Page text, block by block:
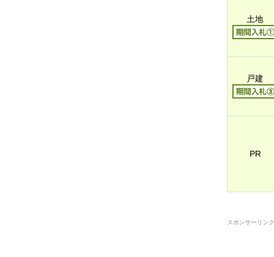
土地
戸建
PR
スポンサーリンク